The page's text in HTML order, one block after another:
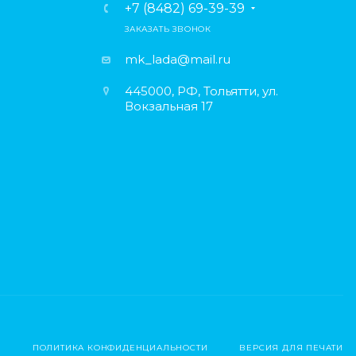
+7 (8482) 69-39-39
ЗАКАЗАТЬ ЗВОНОК
mk_lada@mail.ru
445000, РФ, Тольятти, ул.
Вокзальная 17
ВЕРСИЯ ДЛЯ ПЕЧАТИ
ПОЛИТИКА КОНФИДЕНЦИАЛЬНОСТИ